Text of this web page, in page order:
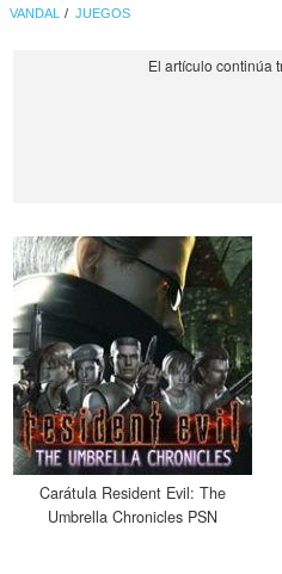
VANDAL JUEGOS
Carátula Resident Evil: The
Umbrella Chronicles PSN